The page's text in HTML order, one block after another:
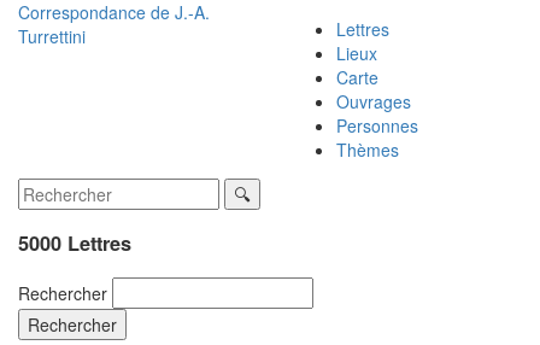
Correspondance de J.-A.
Turrettini
Lettres
Lieux
Carte
Ouvrages
Personnes
Thèmes
5000 Lettres
Rechercher
Rechercher